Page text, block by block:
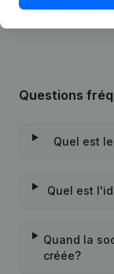
Questions
Quel est
Quel est
Quand la
créée?